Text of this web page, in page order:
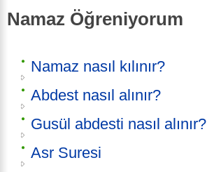
Namaz Öğreniyorum
Namaz nasıl kılınır?
Abdest nasıl alınır?
Gusül abdesti nasıl alınır?
Asr Suresi